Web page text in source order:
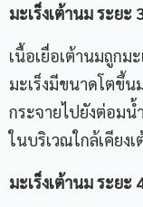
มะเร็งเต้านม ระยะ
เนื้อเยื่อเต้านมถูกม
มะเร็งมีขนาดโตขึ้น
กระจายไปยังต่อมน้
ในบริเวณใกล้เคียง
มะเร็งเต้านม ระยะ